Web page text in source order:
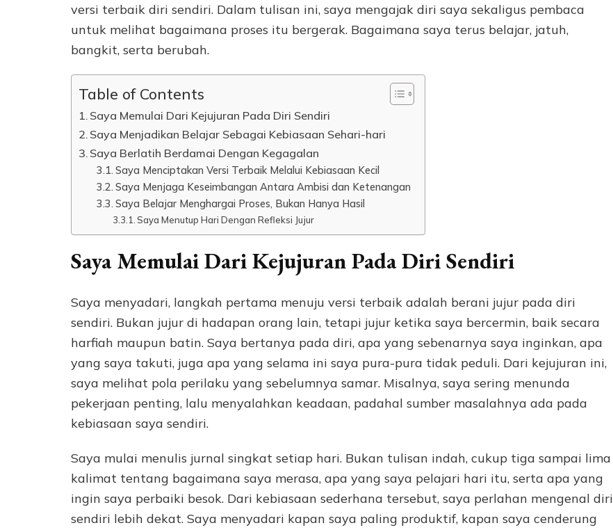
versi terbaik diri sendiri. Dalam tulisan ini, saya mengajak diri saya sekaligus pembaca
untuk melihat bagaimana proses itu bergerak. Bagaimana saya terus belajar, jatuh,
bangkit, serta berubah.
Table of Contents
Saya Memulai Dari Kejujuran Pada Diri Sendiri
Saya Menjadikan Belajar Sebagai Kebiasaan Sehari-hari
Saya Berlatih Berdamai Dengan Kegagalan
Saya Menciptakan Versi Terbaik Melalui Kebiasaan Kecil
Saya Menjaga Keseimbangan Antara Ambisi dan Ketenangan
Saya Belajar Menghargai Proses, Bukan Hanya Hasil
Saya Menutup Hari Dengan Refleksi Jujur
Saya Memulai Dari Kejujuran Pada Diri Sendiri
Saya menyadari, langkah pertama menuju versi terbaik adalah berani jujur pada diri
sendiri. Bukan jujur di hadapan orang lain, tetapi jujur ketika saya bercermin, baik secara
harfiah maupun batin. Saya bertanya pada diri, apa yang sebenarnya saya inginkan, apa
yang saya takuti, juga apa yang selama ini saya pura-pura tidak peduli. Dari kejujuran ini,
saya melihat pola perilaku yang sebelumnya samar. Misalnya, saya sering menunda
pekerjaan penting, lalu menyalahkan keadaan, padahal sumber masalahnya ada pada
kebiasaan saya sendiri.
Saya mulai menulis jurnal singkat setiap hari. Bukan tulisan indah, cukup tiga sampai lima
kalimat tentang bagaimana saya merasa, apa yang saya pelajari hari itu, serta apa yang
ingin saya perbaiki besok. Dari kebiasaan sederhana tersebut, saya perlahan mengenal diri
sendiri lebih dekat. Saya menyadari kapan saya paling produktif, kapan saya cenderung